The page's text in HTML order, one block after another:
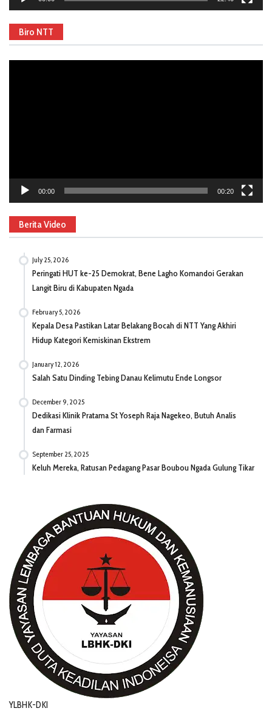
Biro NTT
00:00 00:20
Berita Video
July 25, 2026
Peringati HUT ke-25 Demokrat, Bene Lagho Komandoi Gerakan
Langit Biru di Kabupaten Ngada
February 5, 2026
Kepala Desa Pastikan Latar Belakang Bocah di NTT Yang Akhiri
Hidup Kategori Kemiskinan Ekstrem
January 12, 2026
Salah Satu Dinding Tebing Danau Kelimutu Ende Longsor
December 9, 2025
Dedikasi Klinik Pratama St Yoseph Raja Nagekeo, Butuh Analis
dan Farmasi
September 25, 2025
Keluh Mereka, Ratusan Pedagang Pasar Boubou Ngada Gulung Tikar
YLBHK-DKI